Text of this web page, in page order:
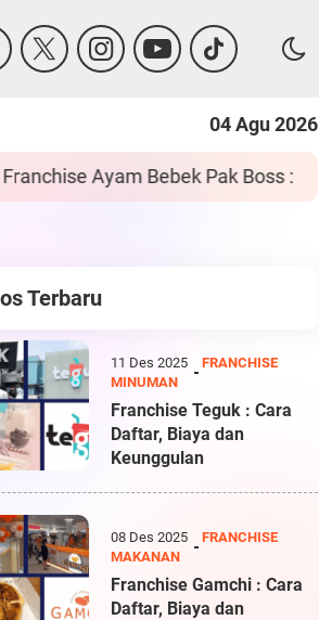
04 Agu 2026
Daftar dan Keunggulan
Terbaru
11 Des 2025
FRANCHISE
MINUMAN
Franchise Teguk : Cara
Daftar, Biaya dan
Keunggulan
08 Des 2025
FRANCHISE
MAKANAN
Franchise Gamchi : Cara
Daftar, Biaya dan